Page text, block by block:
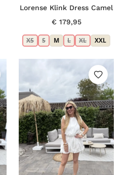
Lorense Klink Dress Camel
€ 179,95
XS S M L XL XXL